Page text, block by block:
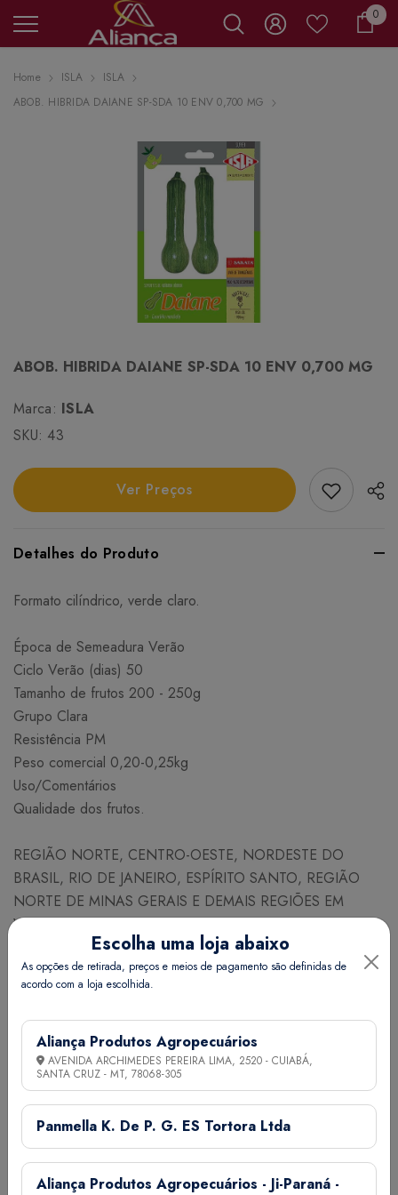
00
Home ISLA
ISLA
ABOB. HIBRIDA DAIANE SP-SDA 10 ENV 0,700 MG
ABOB. HIBRIDA DAIANE SP-SDA 10 ENV 0,700 MG
Marca: ISLA
SKU: 43
Ver Preços Add
Detalhes do Produto
Formato cilíndrico, verde claro.
Época de Semeadura Verão
Ciclo Verão (dias) 50
Tamanho de frutos 200 - 250g
Grupo Clara
Resistência PM
Peso comercial 0,20-0,25kg
Uso/Comentários
Qualidade dos frutos.
REGIÃO NORTE, CENTRO-OESTE, NORDESTE DO
BRASIL, RIO DE JANEIRO, ESPÍRITO SANTO, REGIÃO
NORTE DE MINAS GERAIS E DEMAIS REGIÕES EM
VERMELHO.
JANEIRO FEVEREIRO MARÇO ABRIL MAIO JUNHO JULHO
AGOSTO SETEMBRO OUTUBRO NOVEMBRO
DEZEMBRO
Espaçamento (cm) Linhas x Plantas 100 x 100
Nº de plantas / ha 10.000
Nº aproximado de sementes / g 7
Necessidade (g/ha) 2.800
Quant. de adubo NPK (g) por co 30
Quant. esterco (g) por cova 300
Germinação (dias) 4 a 8
Escolha uma loja abaixo
As opções de retirada, preços e meios de pagamento são definidas de
acordo com a loja escolhida.
Aliança Produtos Agropecuários
AVENIDA ARCHIMEDES PEREIRA LIMA, 2520 - CUIABÁ,
SANTA CRUZ - MT, 78068-305
Panmella K. De P. G. ES Tortora Ltda
Aliança Produtos Agropecuários - Ji-Paraná -